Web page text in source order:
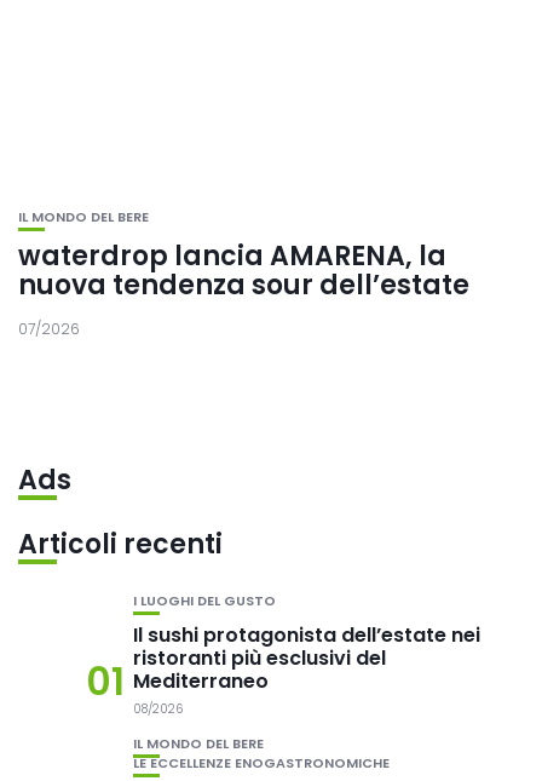
IL MONDO DEL BERE
waterdrop lancia AMARENA, la
nuova tendenza sour dell’estate
07/2026
Ads
Articoli recenti
01
I LUOGHI DEL GUSTO
Il sushi protagonista dell’estate nei
ristoranti più esclusivi del
Mediterraneo
08/2026
IL MONDO DEL BERE
LE ECCELLENZE ENOGASTRONOMICHE